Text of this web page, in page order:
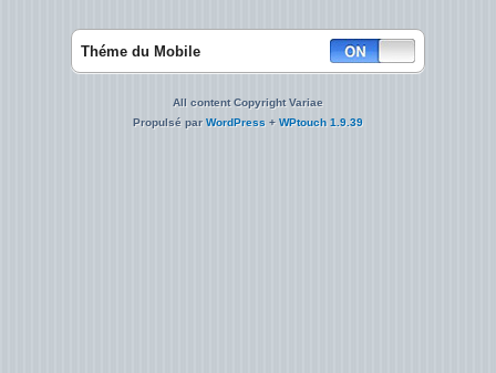
Théme du Mobile
All content Copyright Variae
Propulsé parWordPress + WPtouch 1.9.39